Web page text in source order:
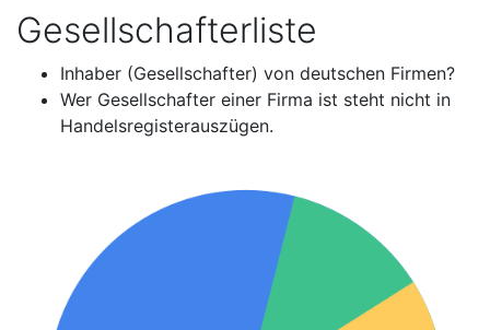
Gesellschafterliste
Inhaber (Gesellschafter) von deutschen Firmen?
Wer Gesellschafter einer Firma ist steht nicht in
Handelsregisterauszügen.